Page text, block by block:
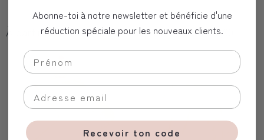
À partir de CHF 34,90 À partir de CHF 34,90
Abonne-toi à notre newsletter et bénéficie d'une
réduction spéciale pour les nouveaux clients.
Recevoir ton code